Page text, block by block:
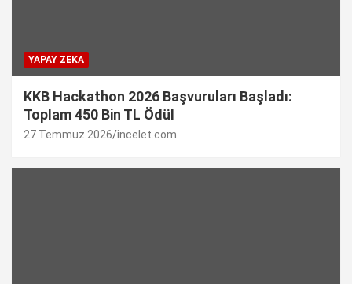
YAPAY ZEKA
KKB Hackathon 2026 Başvuruları Başladı:
Toplam 450 Bin TL Ödül
27 Temmuz 2026 incelet.com